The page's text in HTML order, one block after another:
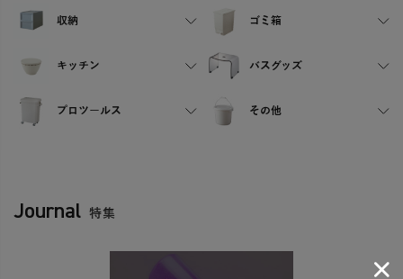
収納 ゴミ箱
キッチン バスグッズ
プロツールス その他
Journal 特集